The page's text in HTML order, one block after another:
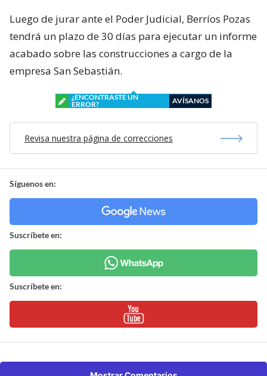
Luego de jurar ante el Poder Judicial, Berríos Pozas
tendrá un plazo de 30 días para ejecutar un informe
acabado sobre las construcciones a cargo de la
empresa San Sebastián.
¿ENCONTRASTE UN
ERROR?
AVÍSANOS
Revisa nuestra página de correcciones
Síguenos en:
Suscríbete en:
Suscríbete en: